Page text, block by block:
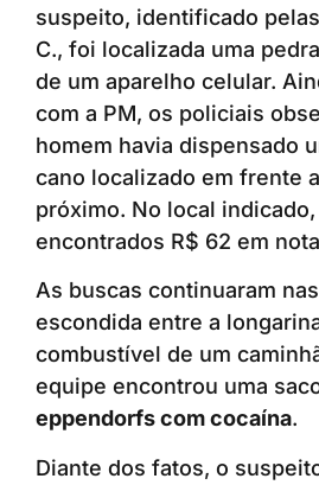
suspeito, identificado
C., foi localizada uma
de um aparelho celular.
com a PM, os policiais
homem havia dispensado
cano localizado em frente
próximo. No local
encontrados R$ 62 em
As buscas continuaram
escondida entre a
combustível de um
equipe encontrou uma
eppendorfs com cocaína.
Diante dos fatos, o